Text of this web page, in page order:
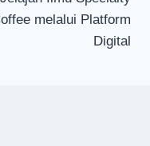
melalui Platform
Digital